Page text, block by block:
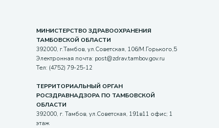
МИНИСТЕРСТВО ЗДРАВООХРАНЕНИЯ
ТАМБОВСКОЙ ОБЛАСТИ
392000, г.Тамбов, ул.Советская, 106/М.Горького,5
Электронная почта: post@zdrav.tambov.gov.ru
Тел: (4752) 79-25-12
ТЕРРИТОРИАЛЬНЫЙ ОРГАН
РОСЗДРАВНАДЗОРА ПО ТАМБОВСКОЙ
ОБЛАСТИ
392000, г. Тамбов, ул.Советская, 191в11 офис; 1
этаж